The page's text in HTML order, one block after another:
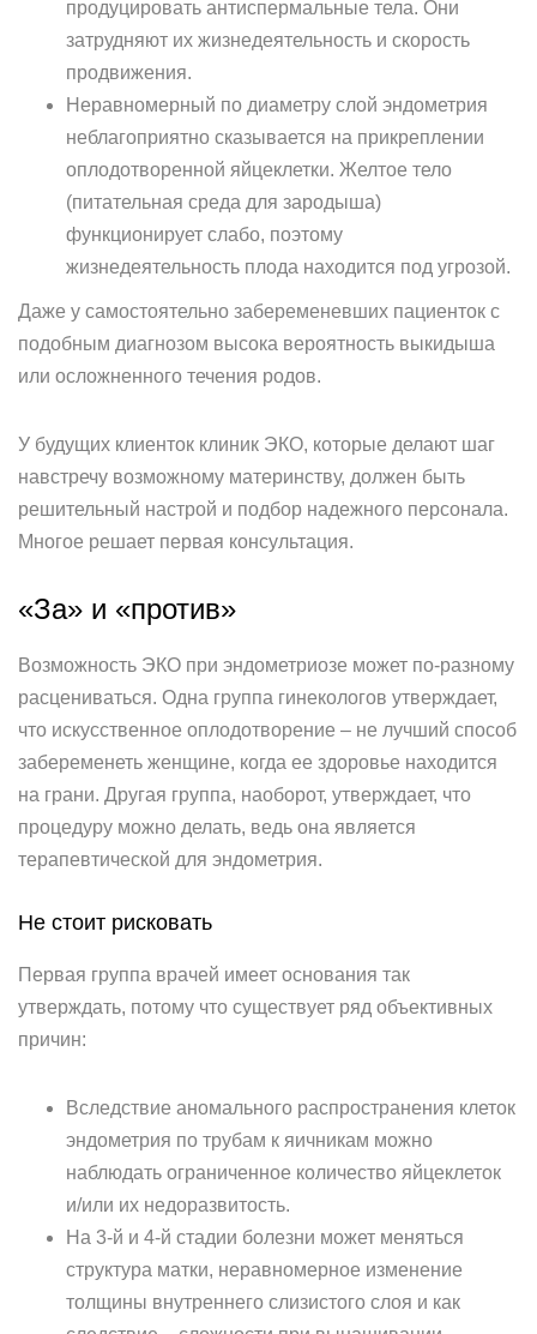
продуцировать антиспермальные тела. Они
затрудняют их жизнедеятельность и скорость
продвижения.
Неравномерный по диаметру слой эндометрия
неблагоприятно сказывается на прикреплении
оплодотворенной яйцеклетки. Желтое тело
(питательная среда для зародыша)
функционирует слабо, поэтому
жизнедеятельность плода находится под угрозой.
Даже у самостоятельно забеременевших пациенток с
подобным диагнозом высока вероятность выкидыша
или осложненного течения родов.
У будущих клиенток клиник ЭКО, которые делают шаг
навстречу возможному материнству, должен быть
решительный настрой и подбор надежного персонала.
Многое решает первая консультация.
«За» и «против»
Возможность ЭКО при эндометриозе может по-разному
расцениваться. Одна группа гинекологов утверждает,
что искусственное оплодотворение – не лучший способ
забеременеть женщине, когда ее здоровье находится
на грани. Другая группа, наоборот, утверждает, что
процедуру можно делать, ведь она является
терапевтической для эндометрия.
Не стоит рисковать
Первая группа врачей имеет основания так
утверждать, потому что существует ряд объективных
причин:
Вследствие аномального распространения клеток
эндометрия по трубам к яичникам можно
наблюдать ограниченное количество яйцеклеток
и/или их недоразвитость.
На 3-й и 4-й стадии болезни может меняться
структура матки, неравномерное изменение
толщины внутреннего слизистого слоя и как